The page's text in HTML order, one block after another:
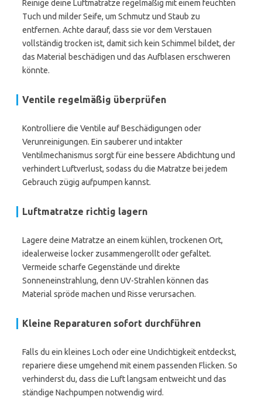
Reinige deine Luftmatratze regelmäßig mit einem feuchten
Tuch und milder Seife, um Schmutz und Staub zu
entfernen. Achte darauf, dass sie vor dem Verstauen
vollständig trocken ist, damit sich kein Schimmel bildet, der
das Material beschädigen und das Aufblasen erschweren
könnte.
Ventile regelmäßig überprüfen
Kontrolliere die Ventile auf Beschädigungen oder
Verunreinigungen. Ein sauberer und intakter
Ventilmechanismus sorgt für eine bessere Abdichtung und
verhindert Luftverlust, sodass du die Matratze bei jedem
Gebrauch zügig aufpumpen kannst.
Luftmatratze richtig lagern
Lagere deine Matratze an einem kühlen, trockenen Ort,
idealerweise locker zusammengerollt oder gefaltet.
Vermeide scharfe Gegenstände und direkte
Sonneneinstrahlung, denn UV-Strahlen können das
Material spröde machen und Risse verursachen.
Kleine Reparaturen sofort durchführen
Falls du ein kleines Loch oder eine Undichtigkeit entdeckst,
repariere diese umgehend mit einem passenden Flicken. So
verhinderst du, dass die Luft langsam entweicht und das
ständige Nachpumpen notwendig wird.